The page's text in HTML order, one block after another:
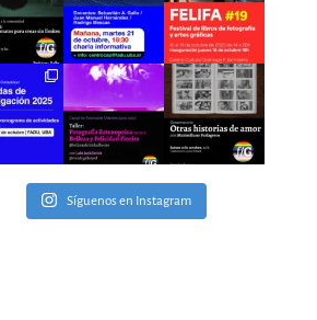
Síguenos en Instagram